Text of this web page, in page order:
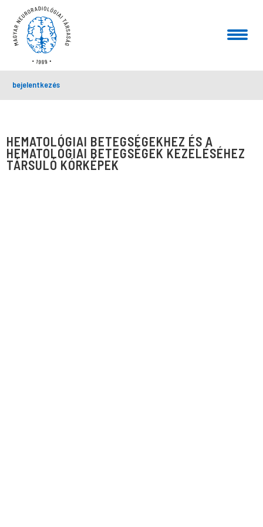
bejelentkezés
HEMATOLÓGIAI BETEGSÉGEKHEZ ÉS A
HEMATOLÓGIAI BETEGSÉGEK KEZELÉSÉHEZ
TÁRSULÓ KÓRKÉPEK